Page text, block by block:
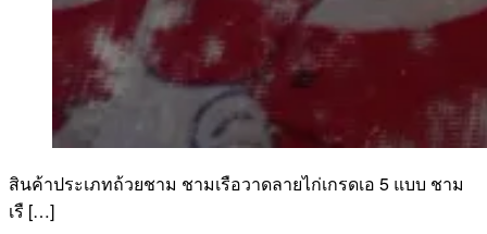
สินค้าประเภทถ้วยชาม ชามเรือวาดลายไก่เกรดเอ 5 แบบ ชาม
เรื […]